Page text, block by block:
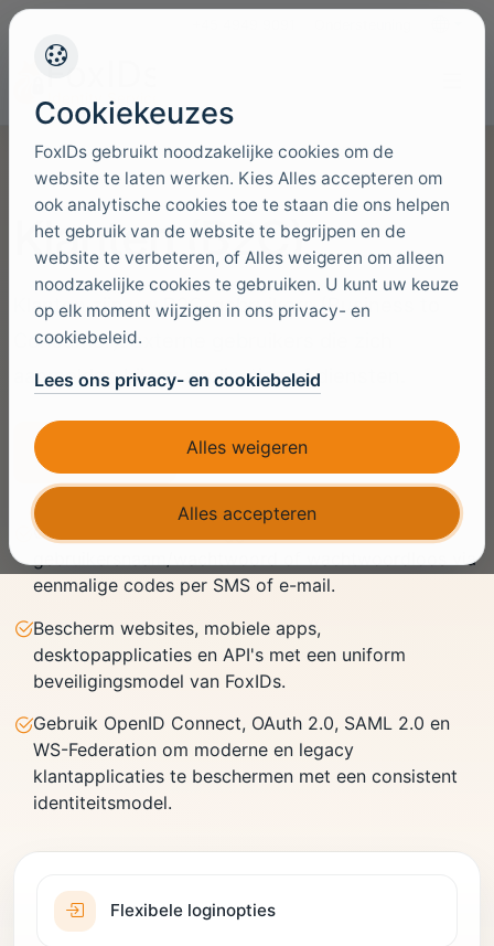
Klanten (B2C)
Klanten zijn uw B2C-gebruikers (Business to
Consumer): externe gebruikers die zich
aanmelden bij uw applicaties of diensten.
Praat met een expert
Gebruikers kunnen inloggen met
gebruikersnaam/wachtwoord of wachtwoordloos via
eenmalige codes per SMS of e-mail.
Bescherm websites, mobiele apps,
desktopapplicaties en API's met een uniform
beveiligingsmodel van FoxIDs.
Gebruik OpenID Connect, OAuth 2.0, SAML 2.0 en
WS-Federation om moderne en legacy
klantapplicaties te beschermen met een consistent
identiteitsmodel.
Flexibele loginopties
Cookiekeuzes
FoxIDs gebruikt noodzakelijke cookies om de
website te laten werken. Kies Alles accepteren om
ook analytische cookies toe te staan die ons helpen
het gebruik van de website te begrijpen en de
website te verbeteren, of Alles weigeren om alleen
noodzakelijke cookies te gebruiken. U kunt uw keuze
op elk moment wijzigen in ons privacy- en
cookiebeleid.
Lees ons privacy- en cookiebeleid
Alles weigeren
Alles accepteren